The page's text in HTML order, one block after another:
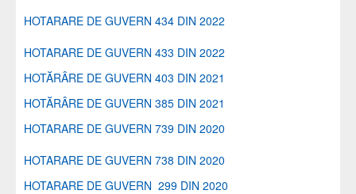
HOTARARE DE GUVERN 434 DIN 2022
HOTARARE DE GUVERN 433 DIN 2022
HOTĂRÂRE DE GUVERN 403 DIN 2021
HOTĂRÂRE DE GUVERN 385 DIN 2021
HOTARARE DE GUVERN 739 DIN 2020
HOTARARE DE GUVERN 738 DIN 2020
HOTARARE DE GUVERN 299 DIN 2020